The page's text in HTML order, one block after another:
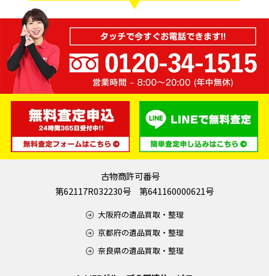
古物商許可番号
第62117R032230号 第641160000621号
大阪府の遺品買取・整理
京都府の遺品買取・整理
奈良県の遺品買取・整理